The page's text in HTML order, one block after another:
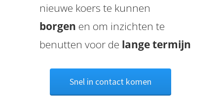
nieuwe koers te kunnen
borgen en om inzichten te
benutten voor de lange termijn
Snel in contact komen